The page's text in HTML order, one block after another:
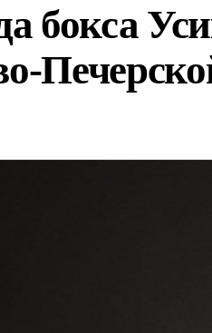
бокса